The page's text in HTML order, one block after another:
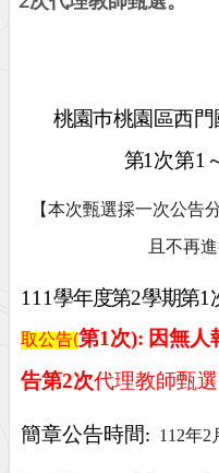
桃園巿桃園區西
第1 次第1
【本次甄選採一次公告
且不再
111學年度第2學期第1
取公告(第1次): 因無人
告第2次代理教師甄選
簡章公告時間: 112年2